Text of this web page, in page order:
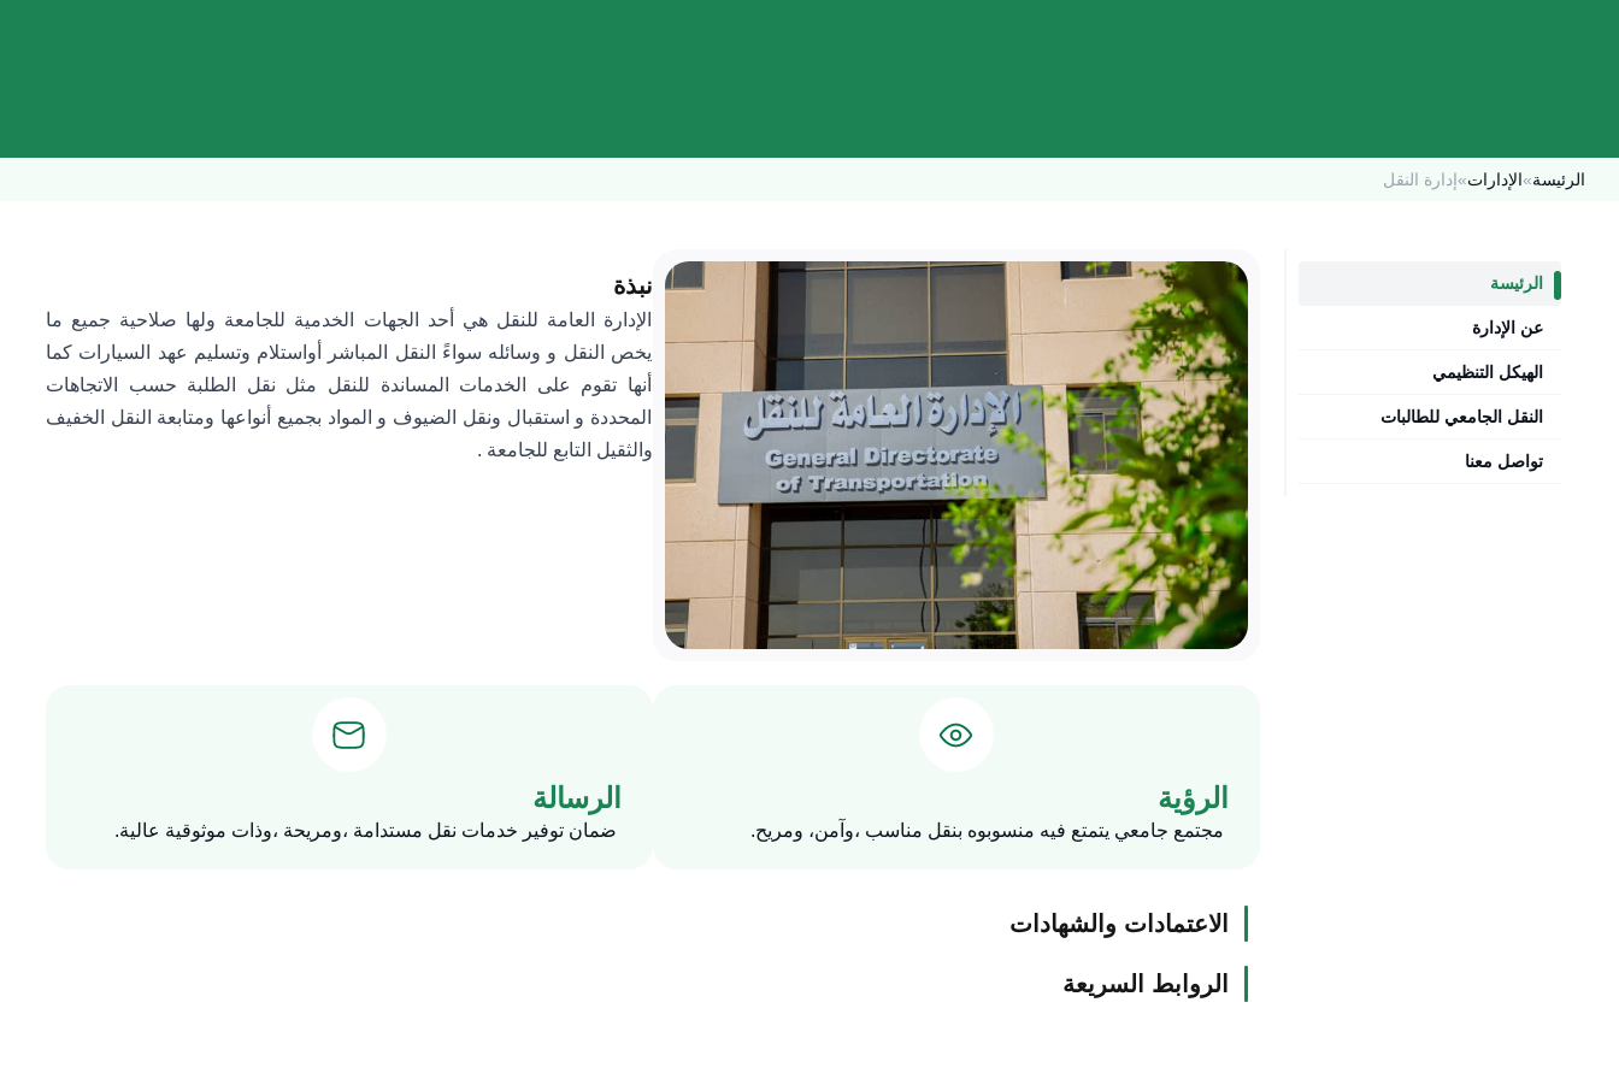
الرئيسة»الإدارات»إدارة النقل
الرئيسة
عن الإدارة
الهيكل التنظيمي
النقل الجامعي للطالبات
تواصل معنا
نبذة
الإدارة العامة للنقل هي أحد الجهات الخدمية للجامعة ولها صلاحية جميع ما
يخص النقل و وسائله سواءً النقل المباشر أواستلام وتسليم عهد السيارات كما
أنها تقوم على الخدمات المساندة للنقل مثل نقل الطلبة حسب الاتجاهات
المحددة و استقبال ونقل الضيوف و المواد بجميع أنواعها ومتابعة النقل الخفيف
والثقيل التابع للجامعة .
الرؤية
مجتمع جامعي يتمتع فيه منسوبوه بنقل مناسب ،وآمن، ومريح.
الرسالة
ضمان توفير خدمات نقل مستدامة ،ومريحة ،وذات موثوقية عالية.
الاعتمادات والشهادات
الروابط السريعة